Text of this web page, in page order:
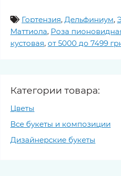
Гортензия, Дельфиниум,
Маттиола, Роза
кустовая, от 5000 до 7499
Категории товара:
Цветы
Все букеты и композиции
Дизайнерские букеты